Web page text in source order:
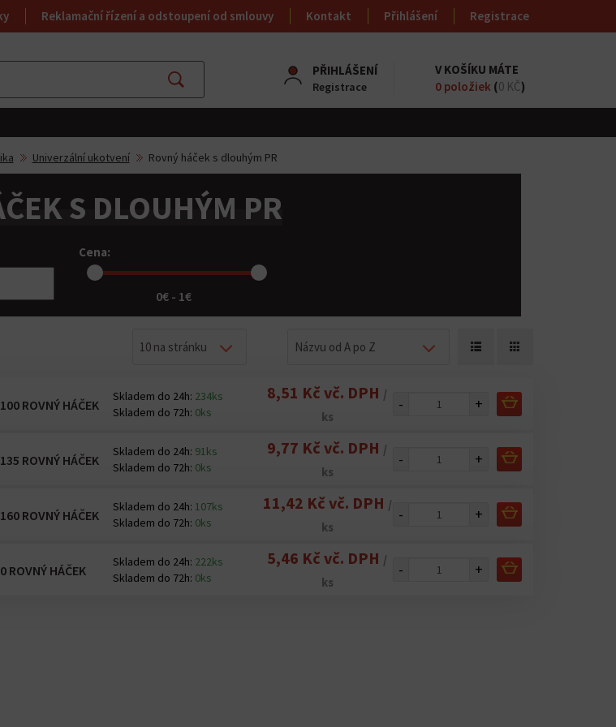
Reklamační řízení a odstoupení od smlouvy Kontakt Přihlášení Registrace
Najít
PŘIHLÁŠENÍ
Registrace
V KOŠÍKU MÁTE
0 položiek (0 KČ)
Univerzální ukotvení Rovný háček s dlouhým PR
S DLOUHÝM PR
Cena:
0€ - 1€
10 na stránku Názvu od A po Z
ROVNÝ HÁČEK
Skladem do 24h: 234ks
Skladem do 72h: 0ks
8,51 Kč vč. DPH /
ks
- +
ROVNÝ HÁČEK
Skladem do 24h: 91ks
Skladem do 72h: 0ks
9,77 Kč vč. DPH /
ks
- +
ROVNÝ HÁČEK
Skladem do 24h: 107ks
Skladem do 72h: 0ks
11,42 Kč vč. DPH /
ks
- +
ROVNÝ HÁČEK
Skladem do 24h: 222ks
Skladem do 72h: 0ks
5,46 Kč vč. DPH /
ks
- +